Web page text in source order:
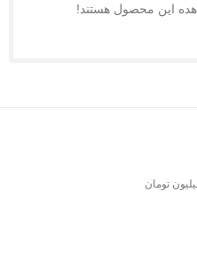
این محصول هستند!